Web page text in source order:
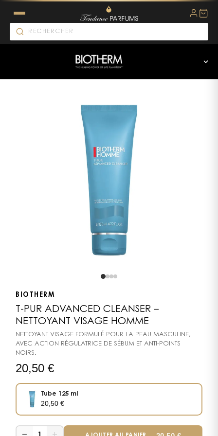
BIOTHERM
T-PUR ADVANCED CLEANSER –
NETTOYANT VISAGE HOMME
NETTOYANT VISAGE FORMULÉ POUR LA PEAU MASCULINE,
AVEC ACTION RÉGULATRICE DE SÉBUM ET ANTI-POINTS
NOIRS.
20,50 €
Tube 125 ml
20,50€